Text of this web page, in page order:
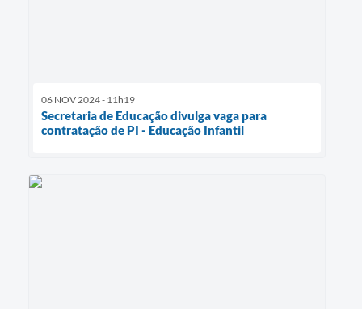
06 NOV 2024 - 11h19
Secretaria de Educação divulga vaga para
contratação de PI - Educação Infantil